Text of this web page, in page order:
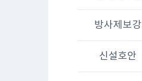
방사제보강
신설호안